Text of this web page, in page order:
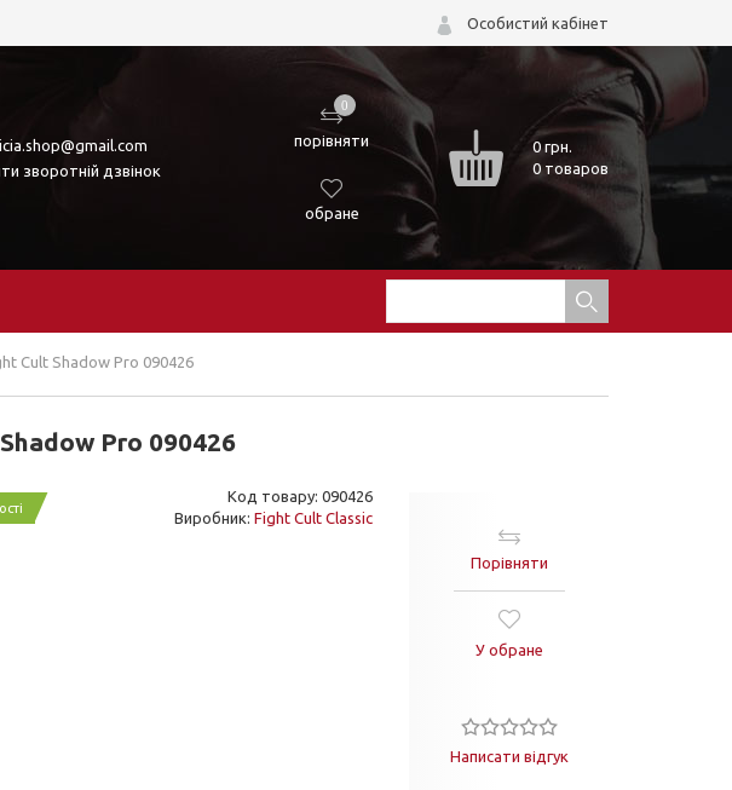
Особистий кабінет
зворотній дзвінок
0
порівняти
обране
0грн.
0 товаров
Cult Shadow Pro 090426
Pro 090426
Код товару: 090426
Виробник: Fight Cult Classic
Порівняти
У обране
Написати відгук